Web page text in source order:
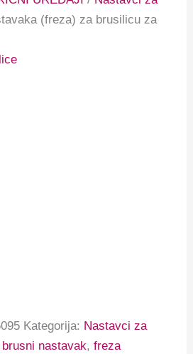
(freza) za brusilicu za
Kategorija: Nastavci za
brusni nastavak,freza